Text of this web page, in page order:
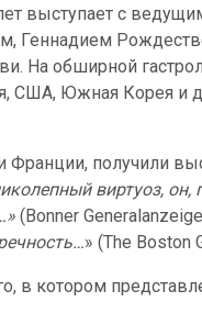
выступает с
Геннадием
На обширной
США, Южная Корея и
Франции, получили
виртуоз, он,
(Bonner
» (The Boston
в котором